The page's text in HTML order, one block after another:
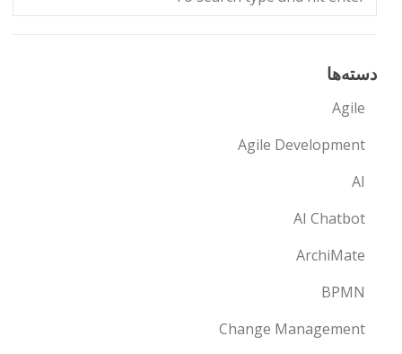
دسته‌ها
Agile
Agile Development
AI
AI Chatbot
ArchiMate
BPMN
Change Management